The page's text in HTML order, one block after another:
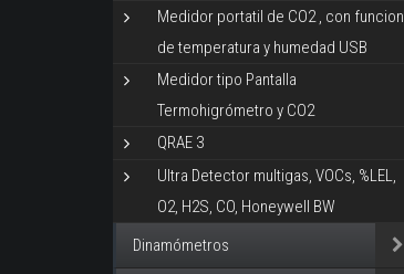
Medidor portatil de CO2 , con funcion
de temperatura y humedad USB
Medidor tipo Pantalla
Termohigrómetro y CO2
QRAE 3
Ultra Detector multigas, VOCs, %LEL,
O2, H2S, CO, Honeywell BW
Dinamómetros